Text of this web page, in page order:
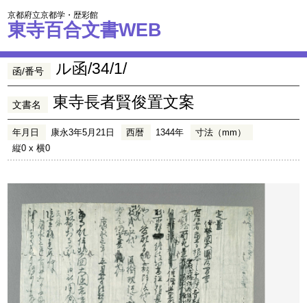
京都府立京都学・歴彩館
東寺百合文書WEB
函/番号 ル函/34/1/
文書名 東寺長者賢俊置文案
年月日 康永3年5月21日 西暦 1344年
寸法（mm）
縦0 x 横0